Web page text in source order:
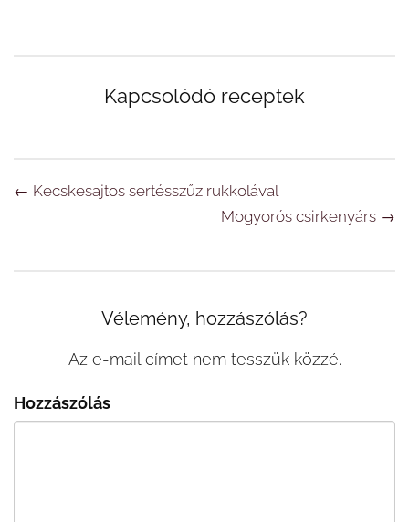
Kapcsolódó receptek
Navigáció
← Kecskesajtos sertésszűz rukkolával
Mogyorós csirkenyárs →
Vélemény, hozzászólás?
Az e-mail címet nem tesszük közzé.
Hozzászólás